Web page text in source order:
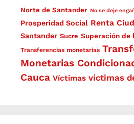
Norte de Santander No se deje
Prosperidad Social Renta
Santander Sucre Superación de
Transferencias monetarias
Monetarias
Cauca Víctimas víctimas